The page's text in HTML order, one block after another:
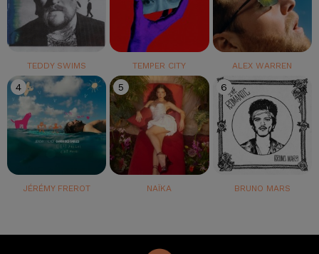
TEDDY SWIMS TEMPER CITY ALEX WARREN
4
JÉRÉMY FREROT
5
NAÏKA
6
BRUNO MARS